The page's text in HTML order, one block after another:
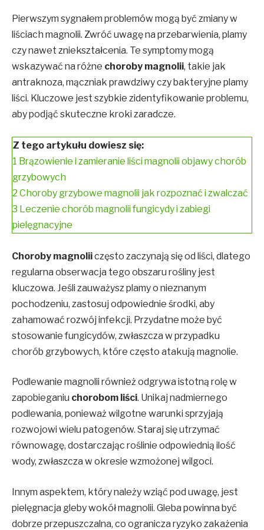
Pierwszym sygnałem problemów mogą być zmiany w
liściach magnolii. Zwróć uwagę na przebarwienia, plamy
czy nawet zniekształcenia. Te symptomy mogą
wskazywać na różne choroby magnolii, takie jak
antraknoza, mączniak prawdziwy czy bakteryjne plamy
liści. Kluczowe jest szybkie zidentyfikowanie problemu,
aby podjąć skuteczne kroki zaradcze.
Z tego artykułu dowiesz się:
1 Brązowienie i zamieranie liści magnolii objawy chorób
grzybowych
2 Choroby grzybowe magnolii jak rozpoznać i zwalczać
3 Leczenie chorób magnolii fungicydy i zabiegi
pielęgnacyjne
Choroby magnoliiczęsto zaczynają się od liści, dlatego
regularna obserwacja tego obszaru rośliny jest
kluczowa. Jeśli zauważysz plamy o nieznanym
pochodzeniu, zastosuj odpowiednie środki, aby
zahamować rozwój infekcji. Przydatne może być
stosowanie fungicydów, zwłaszcza w przypadku
chorób grzybowych, które często atakują magnolie.
Podlewanie magnolii również odgrywa istotną rolę w
zapobieganiu chorobom liści. Unikaj nadmiernego
podlewania, ponieważ wilgotne warunki sprzyjają
rozwojowi wielu patogenów. Staraj się utrzymać
równowagę, dostarczając roślinie odpowiednią ilość
wody, zwłaszcza w okresie wzmożonej wilgoci.
Innym aspektem, który należy wziąć pod uwagę, jest
pielęgnacja gleby wokół magnolii. Gleba powinna być
dobrze przepuszczalna, co ogranicza ryzyko zakażenia